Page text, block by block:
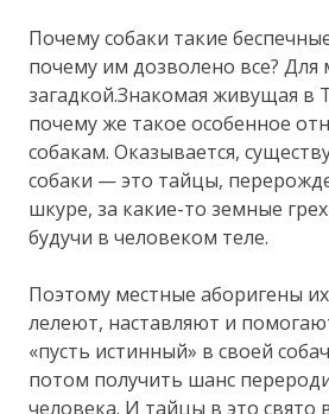
Почему собаки такие
почему им дозволено все? Для
загадкой.Знакомая живущая в
почему же такое особенное
собакам. Оказывается,
собаки — это тайцы,
шкуре, за какие-то земные
будучи в человеком теле.
Поэтому местные аборигены
лелеют, наставляют и
«пусть истинный» в своей
потом получить шанс
человека. И тайцы в это свято